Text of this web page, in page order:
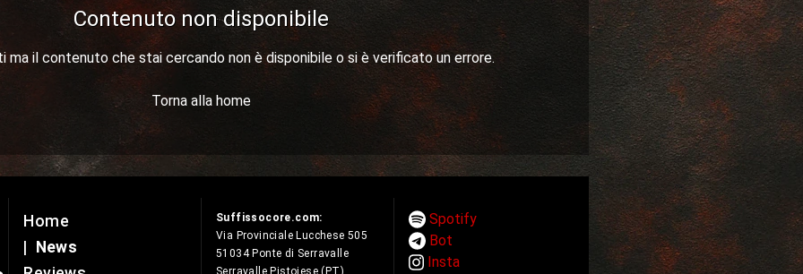
Contenuto non disponibile
ma il contenuto che stai cercando non è disponibile o si è verificato un errore.
Torna alla home
Home
News
Suffissocore.com:
Via Provinciale Lucchese 505
51034 Ponte di Serravalle
Serravalle Pistoiese (PT)
Spotify
Bot
Insta